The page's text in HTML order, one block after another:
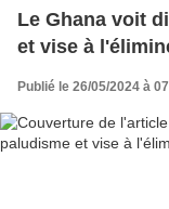
Le Ghana voit
et vise à
Publié le 26/05/2024 à